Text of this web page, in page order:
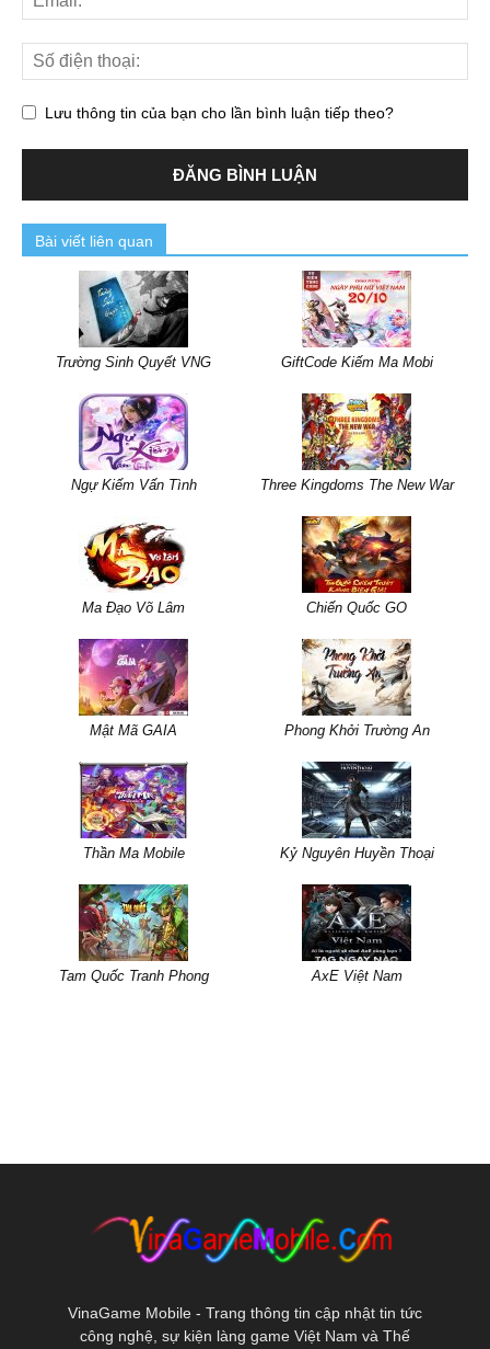
Lưu thông tin của bạn cho lần bình luận tiếp theo?
Bài viết liên quan
Trường Sinh Quyết VNG GiftCode Kiếm Ma Mobi
Ngự Kiếm Vấn Tình Three Kingdoms The New War
Ma Đạo Võ Lâm Chiến Quốc GO
Mật Mã GAIA Phong Khởi Trường An
Thần Ma Mobile Kỷ Nguyên Huyền Thoại
Tam Quốc Tranh Phong AxE Việt Nam
VinaGame Mobile - Trang thông tin cập nhật tin tức
công nghệ, sự kiện làng game Việt Nam và Thế